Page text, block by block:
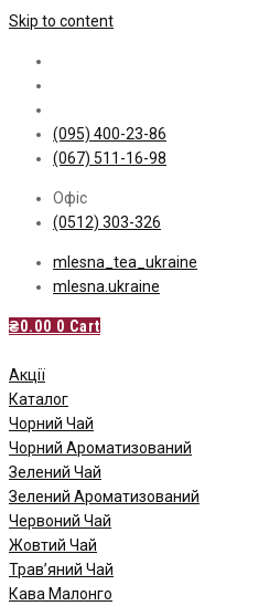
Skip to content
(095) 400-23-86
(067) 511-16-98
Офіс
(0512) 303-326
mlesna_tea_ukraine
mlesna.ukraine
₴0.00 0 Cart
Акції
Каталог
Чорний Чай
Чорний Ароматизований
Зелений Чай
Зелений Ароматизований
Червоний Чай
Жовтий Чай
Трав’яний Чай
Кава Малонго